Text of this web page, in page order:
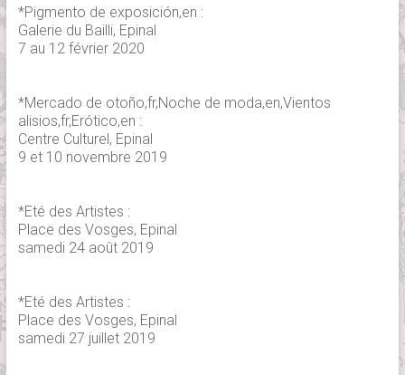
*Pigmento de exposición,en :
Galerie du Bailli, Epinal
7 au 12 février 2020
*Mercado de otoño,fr,Noche de moda,en,Vientos
alisios,fr,Erótico,en :
Centre Culturel, Epinal
9 et 10 novembre 2019
*Eté des Artistes :
Place des Vosges, Epinal
samedi 24 août 2019
*Eté des Artistes :
Place des Vosges, Epinal
samedi 27 juillet 2019